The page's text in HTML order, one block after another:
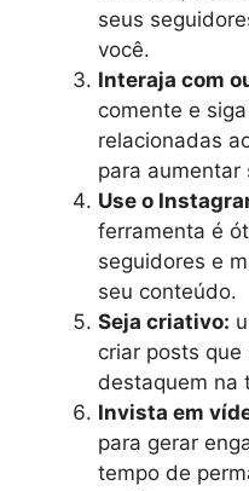
seus
você.
Interaja com
comente e
relacionadas
para aumentar
Use o
ferramenta é
seguidores e
seu conteúdo.
Seja criativo:
criar posts que
destaquem na
Invista em
para gerar
tempo de